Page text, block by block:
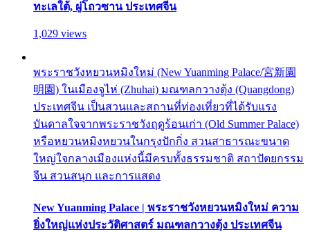
ทะเลใต้, ผู่โถวซาน ประเทศจีน
1,029 views
พระราชวังหยวนหมิงใหม่ (New Yuanming Palace/宮新園
明園) ในเมืองจูไห่ (Zhuhai) มณฑลกวางตุ้ง (Quangdong)
ประเทศจีน เป็นสวนและสถานที่ท่องเที่ยวที่ได้รับแรง
บันดาลใจจากพระราชวังฤดูร้อนเก่า (Old Summer Palace)
หรือหยวนหมิงหยวนในกรุงปักกิ่ง สวนสาธารณะขนาด
ใหญ่ใจกลางเมืองแห่งนี้มีครบทั้งธรรมชาติ สถาปัตยกรรม
จีน สวนสนุก และการแสดง
New Yuanming Palace | พระราชวังหยวนหมิงใหม่ ความ
ยิ่งใหญ่แห่งประวัติศาสตร์ มณฑลกวางตุ้ง ประเทศจีน